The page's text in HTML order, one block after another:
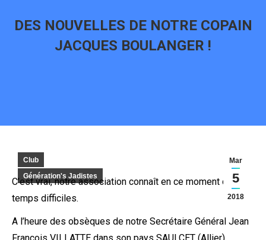
DES NOUVELLES DE NOTRE COPAIN
JACQUES BOULANGER !
Mar
5
2018
Club
Génération's Jadistes
C’est vrai, notre association connaît en ce moment des
temps difficiles.
A l’heure des obsèques de notre Secrétaire Général Jean
François VILLATTE dans son pays SAULCET (Allier).